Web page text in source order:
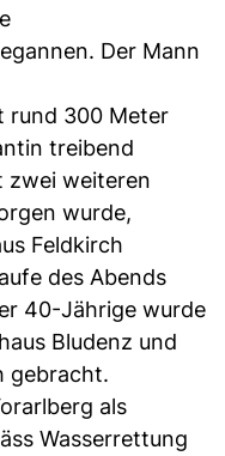
Der Mann
rund 300 Meter
treibend
zwei weiteren
wurde,
Feldkirch
des Abends
40-Jährige wurde
Bludenz und
gebracht.
als
Wasserrettung